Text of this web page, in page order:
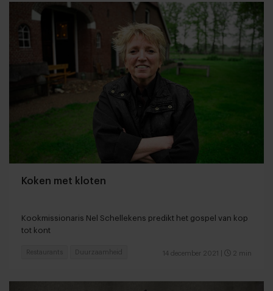
Koken met kloten
Kookmissionaris Nel Schellekens predikt het gospel van kop
tot kont
14 december 2021 2 min
Restaurants Duurzaamheid